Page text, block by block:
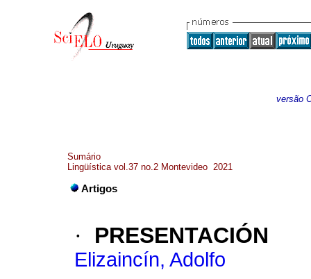
versão
Sumário
Lingüística vol.37 no.2 Montevideo 2021
Artigos
· PRESENTACIÓN
Elizaincín, Adolfo